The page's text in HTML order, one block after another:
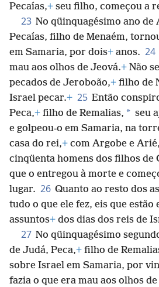
Pecaías,+ seu filho, começou a
23 No qüinquagésimo ano de
Pecaías, filho de Menaém,
em Samaria, por dois+ anos. 24
mau aos olhos de Jeová.+ Não
pecados de Jeroboão,+ filho de
Israel pecar.+ 25 Então
Peca,+ filho de Remalias, * seu
e golpeou-o em Samaria, na
casa do rei,+ com Argobe e
cinqüenta homens dos filhos de
que o entregou à morte e
lugar. 26 Quanto ao resto dos
tudo o que ele fez, eis que
assuntos+ dos dias dos reis de
27 No qüinquagésimo
de Judá, Peca,+ filho de
sobre Israel em Samaria, por
fazia o que era mau aos olhos